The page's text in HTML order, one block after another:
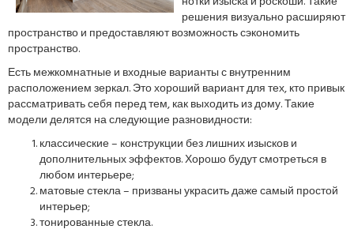
решения визуально расширяют
пространство и предоставляют возможность сэкономить
пространство.
Есть межкомнатные и входные варианты с внутренним
расположением зеркал. Это хороший вариант для тех, кто привык
рассматривать себя перед тем, как выходить из дому. Такие
модели делятся на следующие разновидности:
классические – конструкции без лишних изысков и
дополнительных эффектов. Хорошо будут смотреться в
любом интерьере;
матовые стекла – призваны украсить даже самый простой
интерьер;
тонированные стекла.